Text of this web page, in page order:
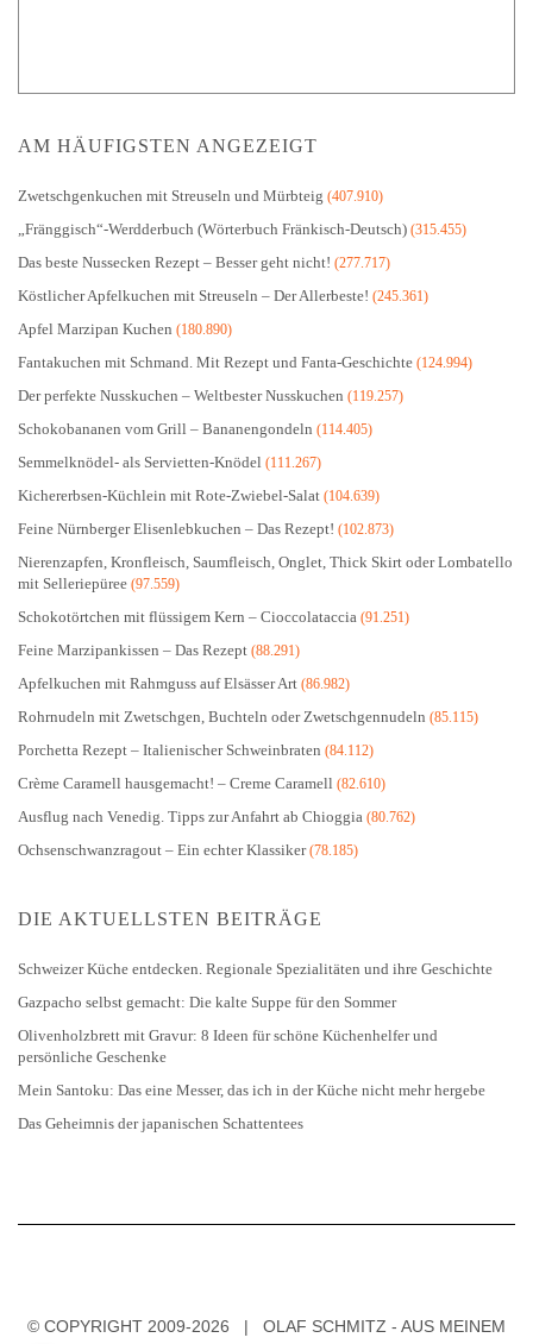
AM HÄUFIGSTEN ANGEZEIGT
Zwetschgenkuchen mit Streuseln und Mürbteig (407.910)
„Fränggisch“-Werdderbuch (Wörterbuch Fränkisch-Deutsch) (315.455)
Das beste Nussecken Rezept – Besser geht nicht! (277.717)
Köstlicher Apfelkuchen mit Streuseln – Der Allerbeste! (245.361)
Apfel Marzipan Kuchen (180.890)
Fantakuchen mit Schmand. Mit Rezept und Fanta-Geschichte (124.994)
Der perfekte Nusskuchen – Weltbester Nusskuchen (119.257)
Schokobananen vom Grill – Bananengondeln (114.405)
Semmelknödel- als Servietten-Knödel (111.267)
Kichererbsen-Küchlein mit Rote-Zwiebel-Salat (104.639)
Feine Nürnberger Elisenlebkuchen – Das Rezept! (102.873)
Nierenzapfen, Kronfleisch, Saumfleisch, Onglet, Thick Skirt oder Lombatello
mit Selleriepüree (97.559)
Schokotörtchen mit flüssigem Kern – Cioccolataccia (91.251)
Feine Marzipankissen – Das Rezept (88.291)
Apfelkuchen mit Rahmguss auf Elsässer Art (86.982)
Rohrnudeln mit Zwetschgen, Buchteln oder Zwetschgennudeln (85.115)
Porchetta Rezept – Italienischer Schweinbraten (84.112)
Crème Caramell hausgemacht! – Creme Caramell (82.610)
Ausflug nach Venedig. Tipps zur Anfahrt ab Chioggia (80.762)
Ochsenschwanzragout – Ein echter Klassiker(78.185)
DIE AKTUELLSTEN BEITRÄGE
Schweizer Küche entdecken. Regionale Spezialitäten und ihre Geschichte
Gazpacho selbst gemacht: Die kalte Suppe für den Sommer
Olivenholzbrett mit Gravur: 8 Ideen für schöne Küchenhelfer und
persönliche Geschenke
Mein Santoku: Das eine Messer, das ich in der Küche nicht mehr hergebe
Das Geheimnis der japanischen Schattentees
© COPYRIGHT 2009-2026 | OLAF SCHMITZ - AUS MEINEM